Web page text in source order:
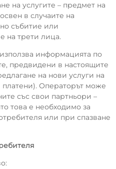
на услугите – предмет на
в случаите на
събитие или
на трети лица.
информацията по
предвидени в настоящите
на нови услуги на
Операторът може
със свои партньори –
това е необходимо за
или при спазване